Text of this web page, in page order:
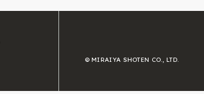
© MIRAIYA SHOTEN CO., LTD.